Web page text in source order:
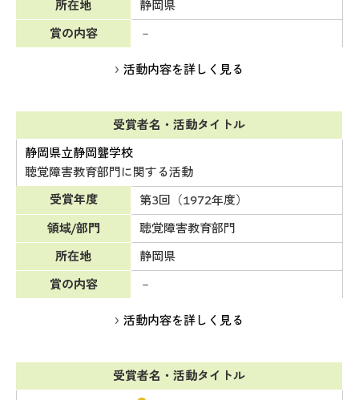
所在地
静岡県
賞の内容
－
活動内容を詳しく見る
受賞者名・活動タイトル
静岡県立静岡聾学校
聴覚障害教育部門に関する活動
受賞年度
第3回（1972年度）
領域/部門
聴覚障害教育部門
所在地
静岡県
賞の内容
－
活動内容を詳しく見る
受賞者名・活動タイトル